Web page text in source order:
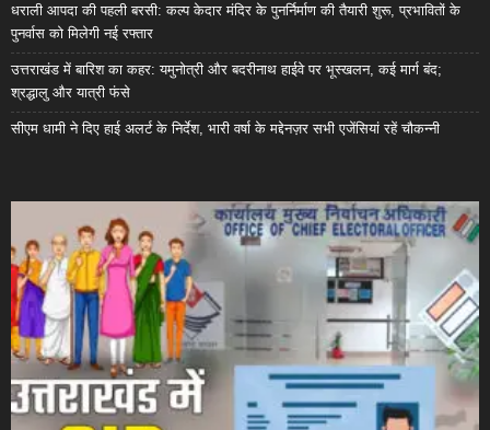
धराली आपदा की पहली बरसी: कल्प केदार मंदिर के पुनर्निर्माण की तैयारी शुरू, प्रभावितों के
पुनर्वास को मिलेगी नई रफ्तार
उत्तराखंड में बारिश का कहर: यमुनोत्री और बदरीनाथ हाईवे पर भूस्खलन, कई मार्ग बंद;
श्रद्धालु और यात्री फंसे
सीएम धामी ने दिए हाई अलर्ट के निर्देश, भारी वर्षा के मद्देनज़र सभी एजेंसियां रहें चौकन्नी